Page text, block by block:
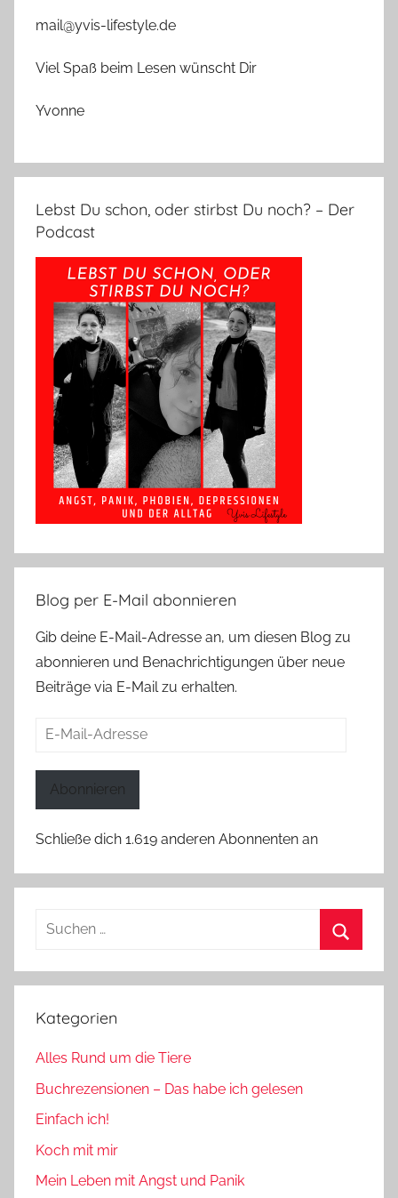
mail@yvis-lifestyle.de
Viel Spaß beim Lesen wünscht Dir
Yvonne
Lebst Du schon, oder stirbst Du noch? – Der
Podcast
Blog per E-Mail abonnieren
Gib deine E-Mail-Adresse an, um diesen Blog zu
abonnieren und Benachrichtigungen über neue
Beiträge via E-Mail zu erhalten.
E-
Abonnieren
Schließe dich 1.619 anderen Abonnenten an
Suchen
Kategorien
Alles Rund um die Tiere
Buchrezensionen – Das habe ich gelesen
Einfach ich!
Koch mit mir
Mein Leben mit Angst und Panik